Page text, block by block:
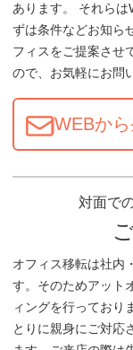
あります。 それら
ずは条件などお知ら
フィスをご提案させ
ので、お気軽にお問
WEBか
対面で
オフィス移転は社内
す。そのためアット
ィングを行っており
とりに親身にご対応